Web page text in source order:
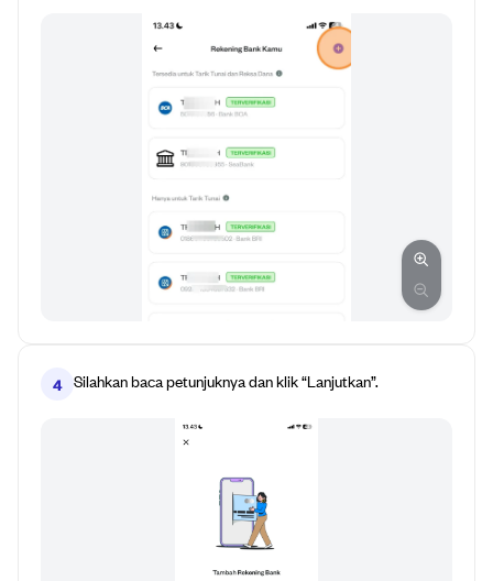
4 Silahkan baca petunjuknya dan klik “Lanjutkan”.